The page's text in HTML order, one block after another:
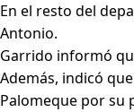
En el resto del
Antonio.
Garrido informó
Además, indicó
Palomeque por su